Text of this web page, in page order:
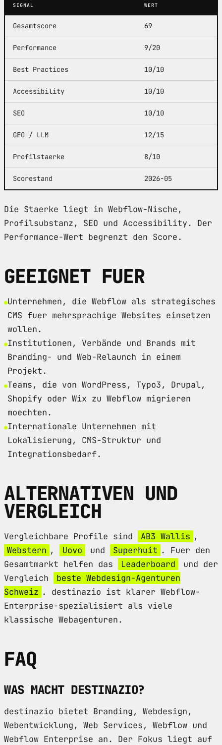
SIGNAL WERT
Gesamtscore 69
Performance 9/20
Best Practices 10/10
Accessibility 10/10
SEO 10/10
GEO / LLM 12/15
Profilstaerke 8/10
Scorestand 2026-05
Die Staerke liegt in Webflow-Nische,
Profilsubstanz, SEO und Accessibility. Der
Performance-Wert begrenzt den Score.
GEEIGNET FUER
Unternehmen, die Webflow als strategisches
CMS fuer mehrsprachige Websites einsetzen
wollen.
Institutionen, Verbände und Brands mit
Branding- und Web-Relaunch in einem
Projekt.
Teams, die von WordPress, Typo3, Drupal,
Shopify oder Wix zu Webflow migrieren
moechten.
Internationale Unternehmen mit
Lokalisierung, CMS-Struktur und
Integrationsbedarf.
ALTERNATIVEN UND
VERGLEICH
Vergleichbare Profile sind AB3 Wallis ,
Webstern , Uovo und Superhuit . Fuer den
Gesamtmarkt helfen das
Leaderboard
und der
Vergleich
beste Webdesign-Agenturen
Schweiz . destinazio ist klarer Webflow-
Enterprise-spezialisiert als viele
klassische Webagenturen.
FAQ
WAS MACHT DESTINAZIO?
destinazio bietet Branding, Webdesign,
Webentwicklung, Web Services, Webflow und
Webflow Enterprise an. Der Fokus liegt auf